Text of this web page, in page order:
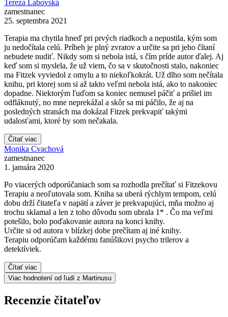
Tereza Labovská
zamestnanec
25. septembra 2021
Terapia ma chytila hneď pri prvých riadkoch a nepustila, kým som
ju nedočítala celú. Príbeh je plný zvratov a určite sa pri jeho čítaní
nebudete nudiť. Nikdy som si nebola istá, s čím príde autor ďalej. Aj
keď som si myslela, že už viem, čo sa v skutočnosti stalo, nakoniec
ma Fitzek vyviedol z omylu a to niekoľkokrát. Už dlho som nečítala
knihu, pri ktorej som si až takto veľmi nebola istá, ako to nakoniec
dopadne. Niektorým ľuďom sa koniec nemusel páčiť a prišiel im
odfláknutý, no mne neprekážal a skôr sa mi páčilo, že aj na
posledných stranách ma dokázal Fitzek prekvapiť takými
udalosťami, ktoré by som nečakala.
Čítať viac
Monika Cvachová
zamestnanec
1. januára 2020
Po viacerých odporúčaniach som sa rozhodla prečítať si Fitzekovu
Terapiu a neoľutovala som. Kniha sa uberá rýchlym tempom, celú
dobu drží čitateľa v napätí a záver je prekvapujúci, mňa možno aj
trochu sklamal a len z toho dôvodu som ubrala 1* . Čo ma veľmi
potešilo, bolo poďakovanie autora na konci knihy.
Určite si od autora v blízkej dobe prečítam aj iné knihy.
Terapiu odporúčam každému fanúšikovi psycho trilerov a
detektíviek.
Čítať viac
Viac hodnotení od ľudí z Martinusu
Recenzie čitateľov